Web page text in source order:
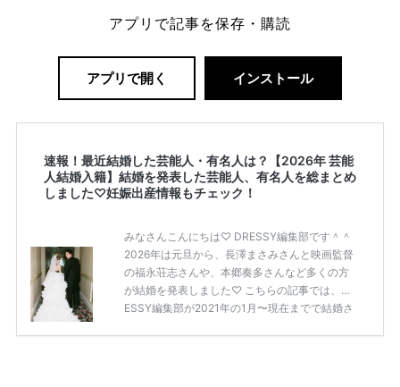
アプリで記事を保存・購読
アプリで開く インストール
速報！最近結婚した芸能人・有名人は？【2026年 芸能
人結婚入籍】結婚を発表した芸能人、有名人を総まとめ
しました♡妊娠出産情報もチェック！
みなさんこんにちは♡ DRESSY編集部です＾＾
2026年は元旦から、長澤まさみさんと映画監督
の福永荘志さんや、本郷奏多さんなど多くの方
が結婚を発表しました♡ こちらの記事では、DR
ESSY編集部が2021年の1月〜現在までで結婚さ